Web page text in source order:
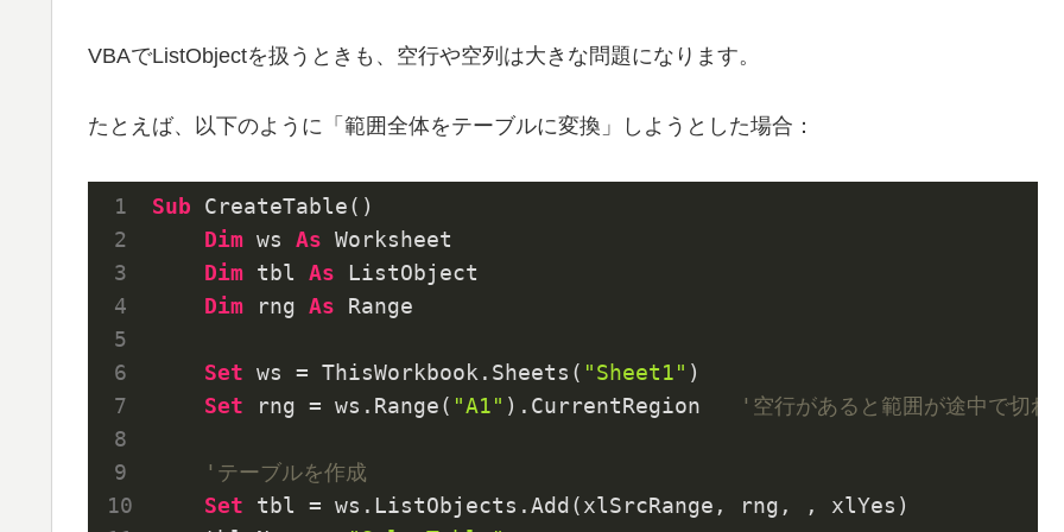
VBAでListObjectを扱うときも、空行や空列は大きな問題になります。
たとえば、以下のように「範囲全体をテーブルに変換」しようとした場合：
Sub CreateTable()
Dim ws As Worksheet
Dim tbl As ListObject
Dim rng As Range
Set ws = ThisWorkbook.Sheets( "Sheet1" )
Set rng = ws.Range( "A1" ).CurrentRegion '空行があると範囲が途中で切れ
'テーブルを作成
Set tbl = ws.ListObjects.Add(xlSrcRange, rng, , xlYes)